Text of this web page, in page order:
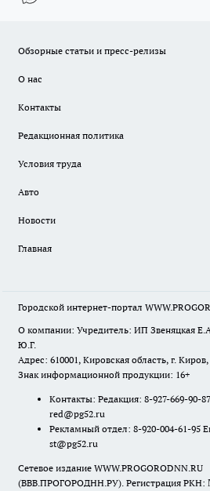
Обзорные статьи и пресс-релизы
О нас
Контакты
Редакционная политика
Условия труда
Авто
Новости
Главная
Городской интернет-портал
О компании: Учредитель: ИП Звеняцкая
Ю.Г.
Адрес: 610001, Кировская область, г.
Знак информационной продукции: 16+
Контакты: Редакция: 8-927-669-90-
red@pg52.ru
Рекламный отдел: 8-920-004-61-95
st@pg52.ru
Сетевое издание WWW.PROGORODNN.RU
(ВВВ.ПРОГОРОДНН.РУ). Регистрация РКН: